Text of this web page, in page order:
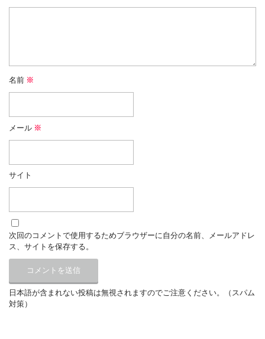
名前 ※
メール ※
サイト
次回のコメントで使用するためブラウザーに自分の名前、メールアドレ
ス、サイトを保存する。
日本語が含まれない投稿は無視されますのでご注意ください。（スパム
対策）